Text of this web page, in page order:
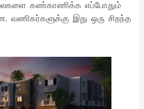
கண்காணிக்க எப்போதும்
வணிகர்களுக்கு இது ஒரு சிறந்த